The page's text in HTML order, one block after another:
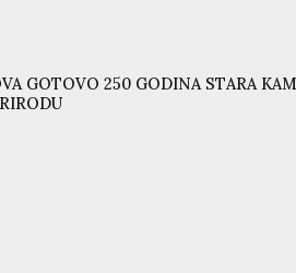
GOTOVO 250 GODINA STARA